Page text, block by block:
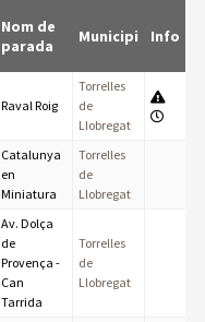
Nom de
parada
Municipi Info
Raval Roig
Torrelles
de
Llobregat
Catalunya
en
Miniatura
Torrelles
de
Llobregat
Av. Dolça
de
Provença -
Can
Tarrida
Torrelles
de
Llobregat